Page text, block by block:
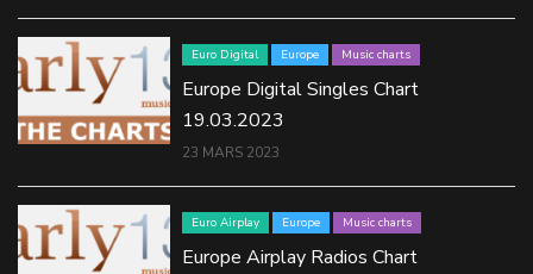
Euro Digital Europe Music charts
Europe Digital Singles Chart
19.03.2023
23 MARS 2023
Euro Airplay Europe Music charts
Europe Airplay Radios Chart